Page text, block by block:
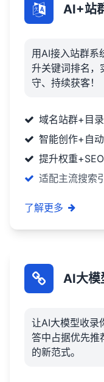
AI+站
用AI接入站群系
升关键词排名，
守、持续获客！
域名站群+目
智能创作+自
提升权重
适配主流搜索
了解更多
AI大模
让AI大模型收录
答中占据优先推
的新范式。